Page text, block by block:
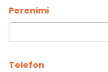
Perenimi
Telefon